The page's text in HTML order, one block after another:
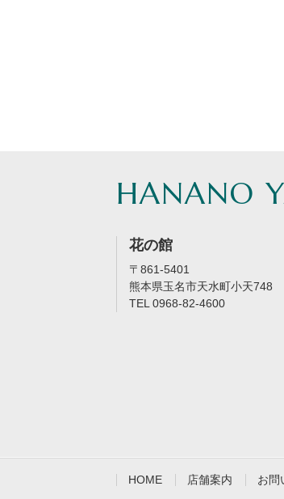
HANANO
花の館
〒861-5401
熊本県玉名市天水町小天748
TEL 0968-82-4600
HOME 店舗案内 お問